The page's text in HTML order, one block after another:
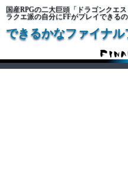
国産RPGの二大巨頭「ドラゴンクエ
ラクエ派の自分にFFがプレイできる
できるかなファイナ